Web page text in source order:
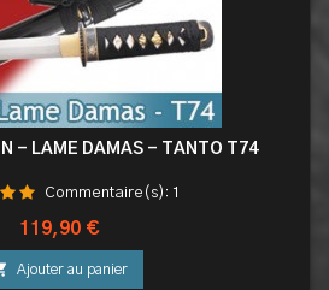
- LAME DAMAS - TANTO T74
Commentaire(s): 1
Prix
119,90 €
Ajouter au panier